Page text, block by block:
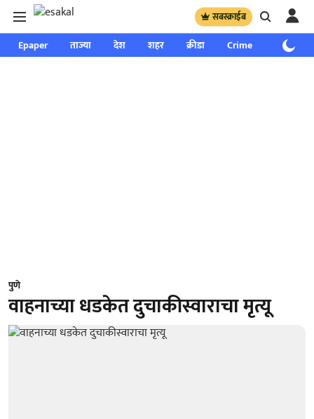
सबस्क्राईब
Epaper ताज्या देश शहर क्रीडा Crime साप्ताहिक
पुणे
वाहनाच्या धडकेत दुचाकीस्वाराचा मृत्यू